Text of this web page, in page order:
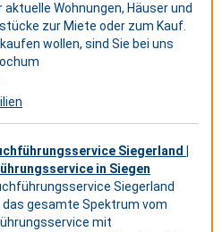
aktuelle Wohnungen, Häuser und
zur Miete oder zum Kauf.
wollen, sind Sie bei uns
Siegerland |
in Siegen
Siegerland
gesamte Spektrum vom
mit